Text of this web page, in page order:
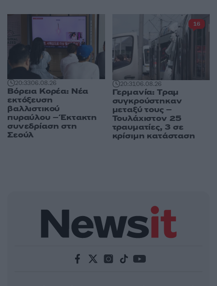
20:3306.08.26
Βόρεια Κορέα: Νέα
εκτόξευση
βαλλιστικού
πυραύλου – Έκτακτη
συνεδρίαση στη
Σεούλ
20:3106.08.26
Γερμανία: Tραμ
συγκρούστηκαν
μεταξύ τους –
Τουλάχιστον 25
τραυματίες, 3 σε
κρίσιμη κατάσταση
16